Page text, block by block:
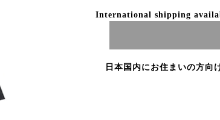
International shipping
日本国内にお住まいの方向